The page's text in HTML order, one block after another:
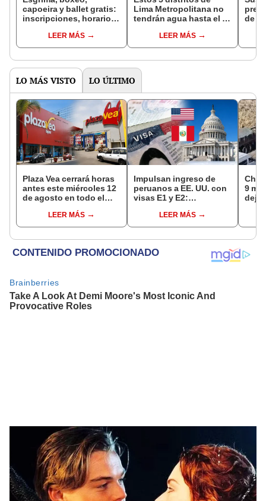
capoeira y ballet gratis:
inscripciones, horarios
talleres de invierno
LEER MÁS
Lima Metropolitana no
tendrán agua hasta el 13
Sedapal: conoce
horarios y zonas
LEER MÁS
de
LO MÁS VISTO LO ÚLTIMO
Plaza Vea cerrará horas
antes este miércoles 12
de agosto en todo el
hasta las 7 p.m.
LEER MÁS
Impulsan ingreso de
peruanos a EE. UU. con
visas E1 y E2:
pymes serían los más
beneficiados
LEER MÁS
9
deja